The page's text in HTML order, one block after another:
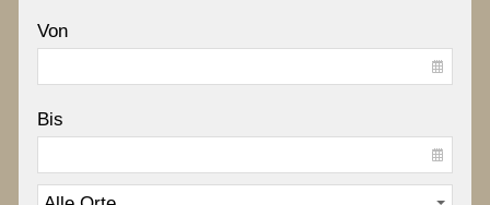
Tradition
Von
Bis